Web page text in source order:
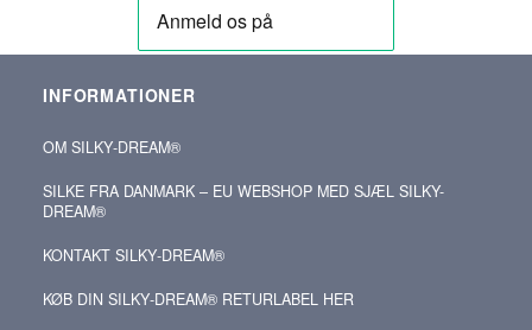
INFORMATIONER
OM SILKY‑DREAM®
SILKE FRA DANMARK – EU WEBSHOP MED SJÆL SILKY-
DREAM®
KONTAKT SILKY‑DREAM®
KØB DIN SILKY‑DREAM® RETURLABEL HER